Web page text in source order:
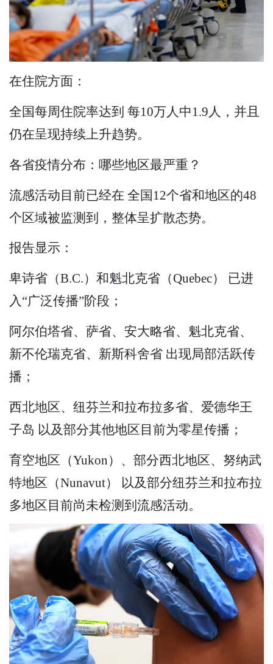
在住院方面：
全国每周住院率达到 每10万人中1.9人，并且
仍在呈现持续上升趋势。
各省疫情分布：哪些地区最严重？
流感活动目前已经在 全国12个省和地区的48
个区域被监测到，整体呈扩散态势。
报告显示：
卑诗省（B.C.）和魁北克省（Quebec） 已进
入“广泛传播”阶段；
阿尔伯塔省、萨省、安大略省、魁北克省、
新不伦瑞克省、新斯科舍省 出现局部活跃传
播；
西北地区、纽芬兰和拉布拉多省、爱德华王
子岛 以及部分其他地区目前为零星传播；
育空地区（Yukon）、部分西北地区、努纳武
特地区（Nunavut） 以及部分纽芬兰和拉布拉
多地区目前尚未检测到流感活动。